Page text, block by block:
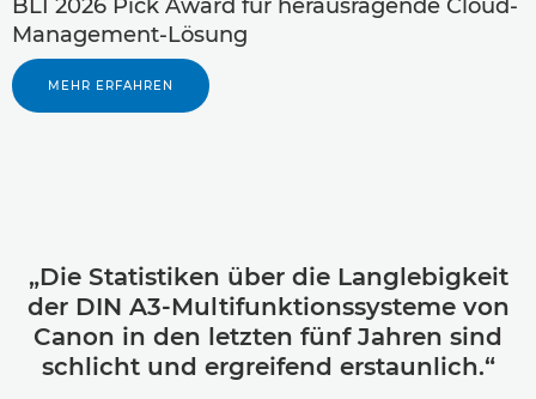
BLI 2026 Pick Award für herausragende Cloud-
Management-Lösung
MEHR ERFAHREN
„Die Statistiken über die Langlebigkeit
der DIN A3-Multifunktionssysteme von
Canon in den letzten fünf Jahren sind
schlicht und ergreifend erstaunlich.“